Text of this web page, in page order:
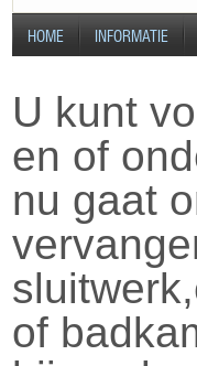
HOME INFORMATIE
U kunt
en of
nu gaat
of